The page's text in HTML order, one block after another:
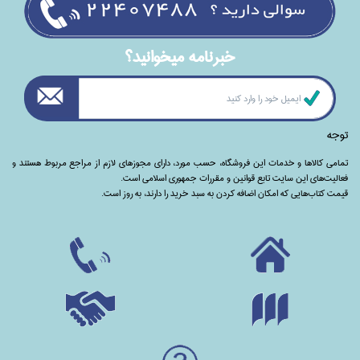
خبرنامه ميخوانيد؟
توجه
تمامی‌ کالاها و خدمات این فروشگاه، حسب مورد،‌ دارای مجوزهای لازم از مراجع مربوط هستند ‌و‌‌
فعالیت‌های این سایت تابع قوانین و مقررات جمهوری اسلامی است.
قیمت کتاب‌هایی که امکان اضافه کردن به سبد خرید را دارند،‌ به روز است.